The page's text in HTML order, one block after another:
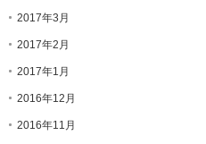
2017年3月
2017年2月
2017年1月
2016年12月
2016年11月